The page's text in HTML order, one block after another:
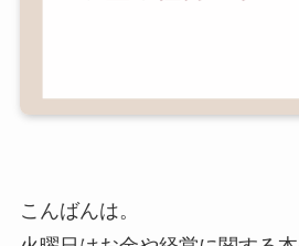
こんばんは。